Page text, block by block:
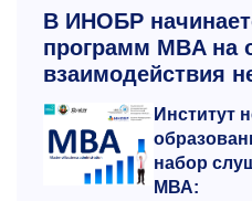
В ИНОБР
программ MBA на
взаимодействия
Институт
набор
МВА: